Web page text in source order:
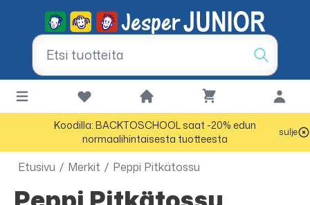
Koodilla: BACKTOSCHOOL saat -20% edun
normaalihintaisesta tuotteesta
sulje
Etusivu / Merkit / Peppi Pitkätossu